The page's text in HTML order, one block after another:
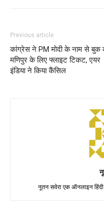
Previous article
कांग्रेस ने PM मोदी के नाम से बुक
मणिपुर के लिए फ्लाइट टिकट, एयर
इंडिया ने किया कैंसिल
नूतन सवेरा एक ऑनलाइन